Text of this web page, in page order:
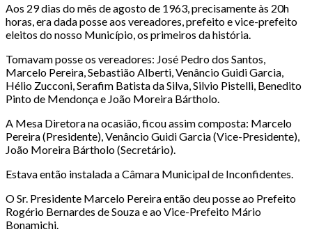
Aos 29 dias do mês de agosto de 1963, precisamente às 20h
horas, era dada posse aos vereadores, prefeito e vice-prefeito
eleitos do nosso Município, os primeiros da história.
Tomavam posse os vereadores: José Pedro dos Santos,
Marcelo Pereira, Sebastião Alberti, Venâncio Guidi Garcia,
Hélio Zucconi, Serafim Batista da Silva, Silvio Pistelli, Benedito
Pinto de Mendonça e João Moreira Bártholo.
A Mesa Diretora na ocasião, ficou assim composta: Marcelo
Pereira (Presidente), Venâncio Guidi Garcia (Vice-Presidente),
João Moreira Bártholo (Secretário).
Estava então instalada a Câmara Municipal de Inconfidentes.
O Sr. Presidente Marcelo Pereira então deu posse ao Prefeito
Rogério Bernardes de Souza e ao Vice-Prefeito Mário
Bonamichi.